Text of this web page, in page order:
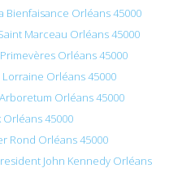
Bienfaisance Orléans 45000
Marceau Orléans 45000
Orléans 45000
Lorraine Orléans 45000
Orléans 45000
45000
Rond Orléans 45000
John Kennedy Orléans